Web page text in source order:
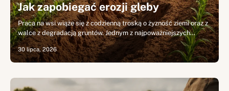
Jak zapobiegać erozji gleby
Praca na wsi wiąże się z codzienną troską o żyzność ziemi oraz z
walce z degradacją gruntów. Jednym z najpoważniejszych…
30 lipca, 2026